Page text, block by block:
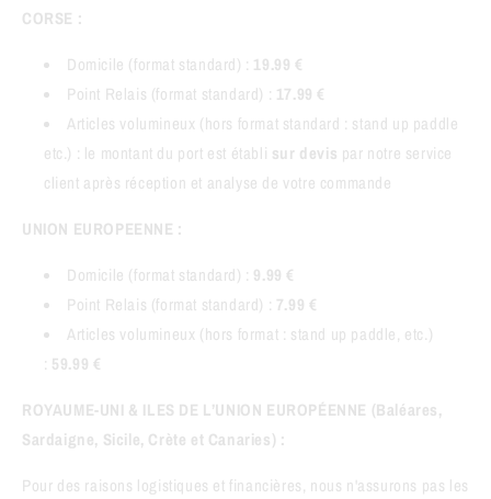
CORSE :
Domicile (format standard) : 19.99 €
Point Relais (format standard) : 17.99 €
Articles volumineux (hors format standard : stand up paddle
etc.) : le montant du port est établi sur devis par notre service
client après réception et analyse de votre commande
UNION EUROPEENNE :
Domicile (format standard) : 9.99 €
Point Relais (format standard) : 7.99 €
Articles volumineux (hors format : stand up paddle, etc.)
: 59.99 €
ROYAUME-UNI & ILES DE L’UNION EUROPÉENNE (Baléares,
Sardaigne, Sicile, Crète et Canaries) :
Pour des raisons logistiques et financières, nous n'assurons pas les